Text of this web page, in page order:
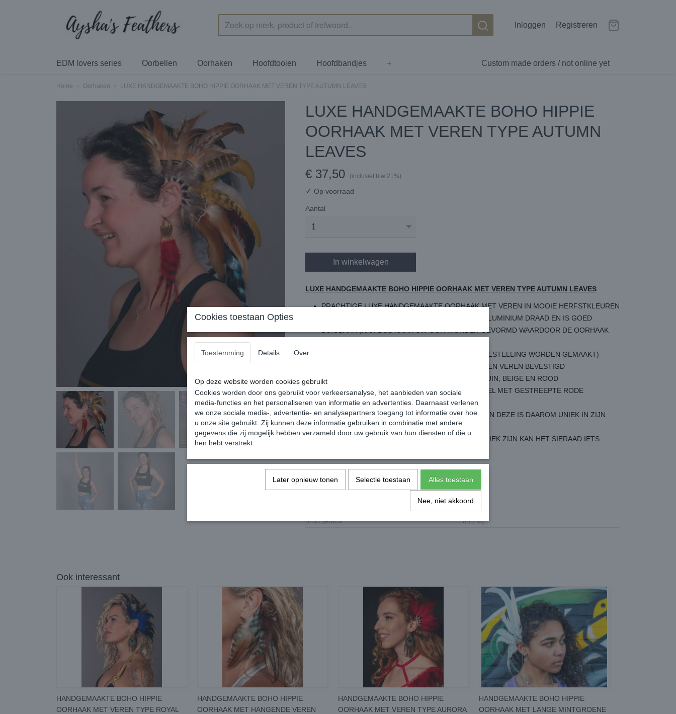
Inloggen Registreren
Custom made orders / not online yet
EDM lovers series Oorbellen Oorhaken Hoofdtooien Hoofdbandjes +
Home › Oorhaken › LUXE HANDGEMAAKTE BOHO HIPPIE OORHAAK MET VEREN TYPE AUTUMN LEAVES
LUXE HANDGEMAAKTE BOHO HIPPIE
OORHAAK MET VEREN TYPE AUTUMN
LEAVES
€ 37,50 (inclusief btw 21%)
✓ Op voorraad
Aantal
In winkelwagen
LUXE HANDGEMAAKTE BOHO HIPPIE OORHAAK MET VEREN TYPE AUTUMN LEAVES
PRACHTIGE LUXE HANDGEMAAKTE OORHAAK MET VEREN IN MOOIE HERFSTKLEUREN
DE OORHAAK IS GEMAAKT VAN GOUDKLEURIG ALUMINIUM DRAAD EN IS GOED
BUIGBAAR (KAN DUS NAAR UW OOR WORDEN GEVORMD WAARDOOR DE OORHAAK
(ZILVER KAN OP BESTELLING WORDEN GEMAAKT)
AAN DE OORHAAK ZIJN VERSCHILLENDE SOORTEN VEREN BEVESTIGD
DE VEREN ZIJN IN DE KLEUREN GEEL/GOUD, BRUIN, BEIGE EN ROOD
AAN DE OORHAAK ZIT EEN GOUDKLEURIGE BEDEL MET GESTREEPTE RODE
VEERTJES BEVESTIGD
DE OORHAAK WORDT MET DE HAND GEMAAKT EN DEZE IS DAAROM UNIEK IN ZIJN
SOORT
LET OP: OMDAT DE VEREN VAN DE SIERADEN UNIEK ZIJN KAN HET SIERAAD IETS
MAAT = EEN MAAT
Specificaties
Bruto gewicht
0,75 Kg
Ook interessant
HANDGEMAAKTE BOHO HIPPIE
OORHAAK MET VEREN TYPE ROYAL
HANDGEMAAKTE BOHO HIPPIE
OORHAAK MET HANGENDE VEREN
HANDGEMAAKTE BOHO HIPPIE
OORHAAK MET VEREN TYPE AURORA
HANDGEMAAKTE BOHO HIPPIE
OORHAAK MET LANGE MINTGROENE
Cookies toestaan Opties
Toestemming Details Over
Op deze website worden cookies gebruikt
Cookies worden door ons gebruikt voor verkeersanalyse, het aanbieden van sociale
media-functies en het personaliseren van informatie en advertenties. Daarnaast verlenen
we onze sociale media-, advertentie- en analysepartners toegang tot informatie over hoe
u onze site gebruikt. Zij kunnen deze informatie gebruiken in combinatie met andere
gegevens die zij mogelijk hebben verzameld door uw gebruik van hun diensten of die u
hen hebt verstrekt.
Later opnieuw tonen Selectie toestaan Alles toestaan
Nee, niet akkoord